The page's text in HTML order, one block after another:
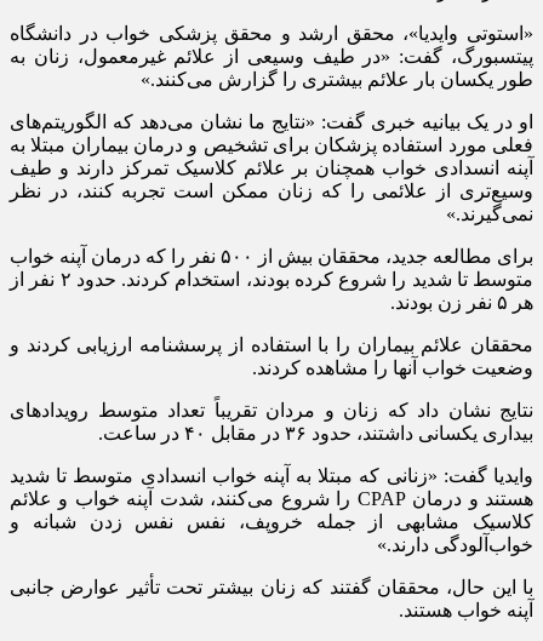
«استوتی وایدیا»، محقق ارشد و محقق پزشکی خواب در دانشگاه
پیتسبورگ، گفت: «در طیف وسیعی از علائم غیرمعمول، زنان به
طور یکسان بار علائم بیشتری را گزارش می‌کنند.»
او در یک بیانیه خبری گفت: «نتایج ما نشان می‌دهد که الگوریتم‌های
فعلی مورد استفاده پزشکان برای تشخیص و درمان بیماران مبتلا به
آپنه انسدادی خواب همچنان بر علائم کلاسیک تمرکز دارند و طیف
وسیع‌تری از علائمی را که زنان ممکن است تجربه کنند، در نظر
نمی‌گیرند.»
برای مطالعه جدید، محققان بیش از ۵۰۰ نفر را که درمان آپنه خواب
متوسط تا شدید را شروع کرده بودند، استخدام کردند. حدود ۲ نفر از
هر ۵ نفر زن بودند.
محققان علائم بیماران را با استفاده از پرسشنامه ارزیابی کردند و
وضعیت خواب آنها را مشاهده کردند.
نتایج نشان داد که زنان و مردان تقریباً تعداد متوسط رویدادهای
بیداری یکسانی داشتند، حدود ۳۶ در مقابل ۴۰ در ساعت.
وایدیا گفت: «زنانی که مبتلا به آپنه خواب انسدادی متوسط تا شدید
هستند و درمان CPAP را شروع می‌کنند، شدت آپنه خواب و علائم
کلاسیک مشابهی از جمله خروپف، نفس نفس زدن شبانه و
خواب‌آلودگی دارند.»
با این حال، محققان گفتند که زنان بیشتر تحت تأثیر عوارض جانبی
آپنه خواب هستند.